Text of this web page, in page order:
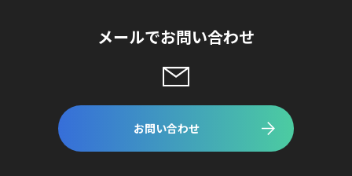
メールでお問い合わせ
お問い合わせ